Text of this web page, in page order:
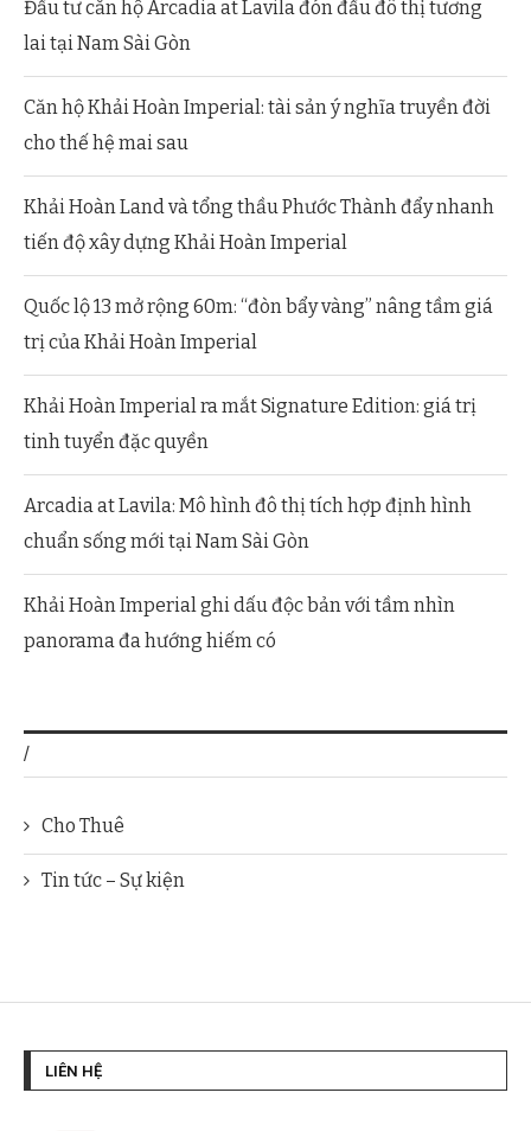
Đầu tư căn hộ Arcadia at Lavila đón đầu đô thị tương
lai tại Nam Sài Gòn
Căn hộ Khải Hoàn Imperial: tài sản ý nghĩa truyền đời
cho thế hệ mai sau
Khải Hoàn Land và tổng thầu Phước Thành đẩy nhanh
tiến độ xây dựng Khải Hoàn Imperial
Quốc lộ 13 mở rộng 60m: “đòn bẩy vàng” nâng tầm giá
trị của Khải Hoàn Imperial
Khải Hoàn Imperial ra mắt Signature Edition: giá trị
tinh tuyển đặc quyền
Arcadia at Lavila: Mô hình đô thị tích hợp định hình
chuẩn sống mới tại Nam Sài Gòn
Khải Hoàn Imperial ghi dấu độc bản với tầm nhìn
panorama đa hướng hiếm có
/
Cho Thuê
Tin tức – Sự kiện
LIÊN HỆ